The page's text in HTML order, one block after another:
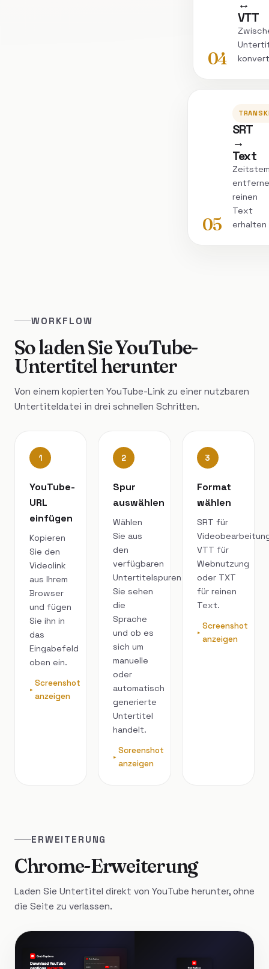
04
↔
VTT
05
SRT
→
Text
reinen
Text
erhalten
WORKFLOW
So laden Sie YouTube-
Untertitel herunter
Von einem kopierten YouTube-Link zu einer nutzbaren
Untertiteldatei in drei schnellen Schritten.
1
YouTube-
URL
einfügen
Kopieren
Sie den
Videolink
aus Ihrem
Browser
und fügen
Sie ihn in
das
Eingabefeld
oben ein.
Screenshot
anzeigen
2
Spur
auswählen
Wählen
Sie aus
den
verfügbaren
Untertitelspuren.
Sie sehen
die
Sprache
und ob es
sich um
manuelle
oder
automatisch
generierte
Untertitel
handelt.
Screenshot
anzeigen
3
Format
wählen
SRT für
VTT für
Webnutzung
oder TXT
für reinen
Text.
Screenshot
anzeigen
ERWEITERUNG
Chrome-Erweiterung
Laden Sie Untertitel direkt von YouTube herunter, ohne
die Seite zu verlassen.